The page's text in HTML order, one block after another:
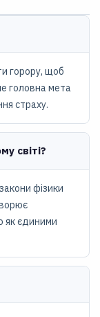
горору, щоб
головна мета
страху.
світі?
фізики
як єдиними